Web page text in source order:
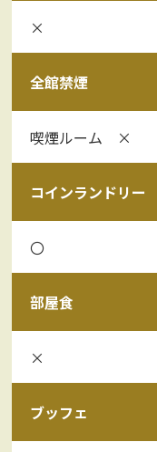
×
全館禁煙
喫煙ルーム ×
コインランドリー
〇
部屋食
×
ブッフェ